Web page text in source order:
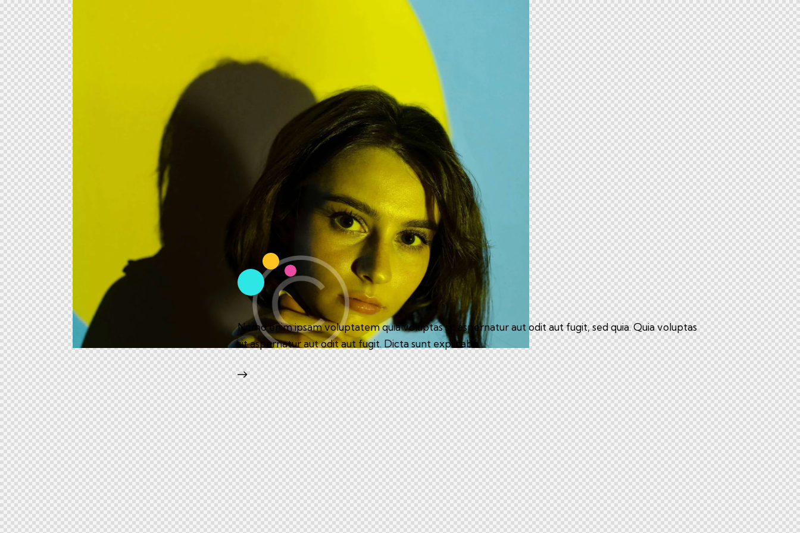
Nemo enim ipsam voluptatem quia voluptas sit aspernatur aut odit aut fugit, sed quia. Quia voluptas
sit aspernatur aut odit aut fugit. Dicta sunt explicabo.